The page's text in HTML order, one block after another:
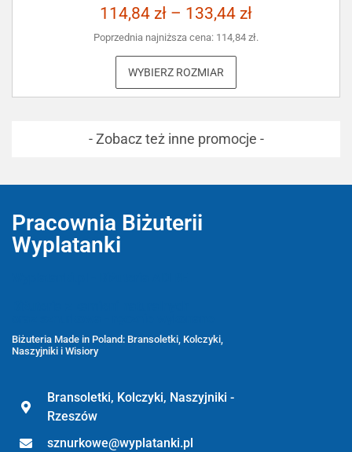
114,84 zł – 133,44 zł
Poprzednia najniższa cena: 114,84 zł.
WYBIERZ ROZMIAR
- Zobacz też inne promocje -
Pracownia Biżuterii
Wyplatanki
Biżuteria Made in Poland: Bransoletki, Kolczyki,
Naszyjniki i Wisiory
Bransoletki, Kolczyki, Naszyjniki -
Rzeszów
sznurkowe@wyplatanki.pl